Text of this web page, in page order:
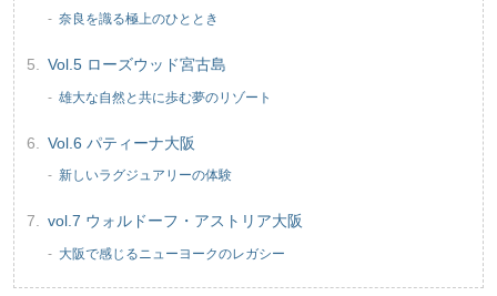
奈良を識る極上のひととき
Vol.5 ローズウッド宮古島
雄大な自然と共に歩む夢のリゾート
Vol.6 パティーナ大阪
新しいラグジュアリーの体験
vol.7 ウォルドーフ・アストリア大阪
大阪で感じるニューヨークのレガシー